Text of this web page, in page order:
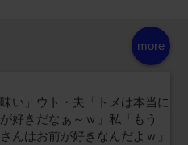
more
い」ウト・夫「トメは本当に
好きだなぁ～ｗ」私「もう
んはお前が好きなんだよｗ」